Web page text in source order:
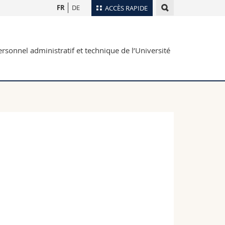
ACCÈS RAPIDE
Plan d'accès
Webmail
FR DE
administratif et technique de l’Université